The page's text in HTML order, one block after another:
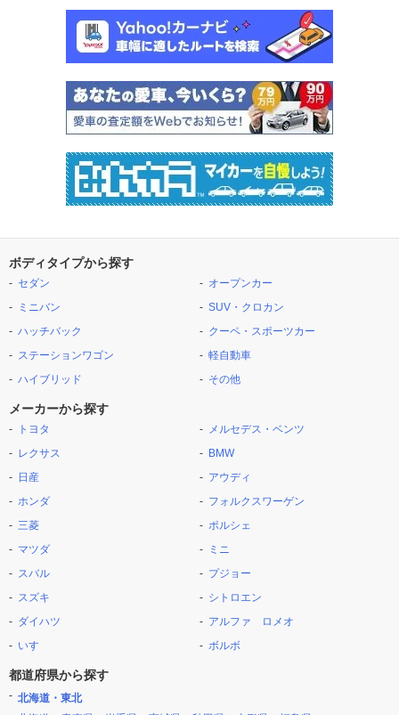
ボディタイプから探す
セダン
ミニバン
ハッチバック
ステーションワゴン
ハイブリッド
オープンカー
SUV・クロカン
クーペ・スポーツカー
軽自動車
その他
メーカーから探す
トヨタ
レクサス
日産
ホンダ
三菱
マツダ
スバル
スズキ
ダイハツ
いすゞ
メルセデス・ベンツ
BMW
アウディ
フォルクスワーゲン
ポルシェ
ミニ
プジョー
シトロエン
アルファ ロメオ
ボルボ
都道府県から探す
北海道・東北